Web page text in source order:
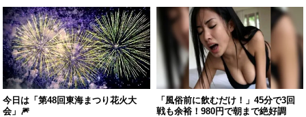
今日は「第48回東海まつり花火大
会」🎆
「風俗前に飲むだけ！」45分で3回
戦も余裕！980円で朝まで絶好調